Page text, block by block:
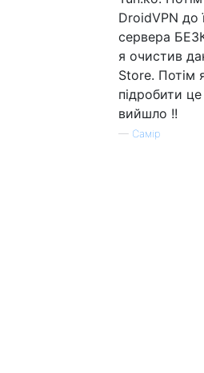
DroidVPN до
сервера
я очистив
Store. Потім
підробити
вийшло !!
— Самір